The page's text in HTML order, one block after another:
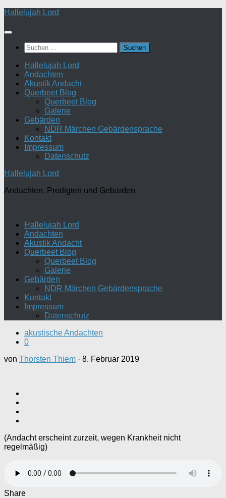
Zum
springen
Hallelujah Lord
Suchen
nach:
Hallelujah Lord
Andachten
Akustik Andacht
Querbeet Blog
Querbeet Blog
Galerie
Gebärden
NDR Märchen Gebärdensprache
Kontakt
Impressum
Datenschutz
Hallelujah Lord
Andachten, Predigten und Gebärden
Hallelujah Lord
Andachten
Akustik Andacht
Querbeet Blog
Querbeet Blog
Galerie
Gebärden
NDR Märchen Gebärdensprache
Kontakt
Impressum
Datenschutz
akustische Andachten
0
von Thorsten Thiem · 8. Februar 2019
(Andacht erscheint zurzeit, wegen Krankheit nicht
regelmäßig)
Share